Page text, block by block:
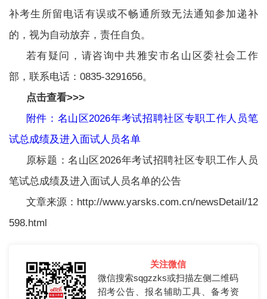
补考生所留电话有误或不畅通所致无法通知参加递补
的，视为自动放弃，责任自负。
若有疑问，请咨询中共雅安市名山区委社会工作
部，联系电话：0835-3291656。
点击查看>>>
附件：名山区2026年考试招聘社区专职工作人员笔
试总成绩及进入面试人员名单
原标题：名山区2026年考试招聘社区专职工作人员
笔试总成绩及进入面试人员名单的公告
文章来源：http://www.yarsks.com.cn/newsDetail/12
598.html
关注微信
微信搜索sqgzzks或扫描左侧二维码
招考公告、报名辅助工具、备考资